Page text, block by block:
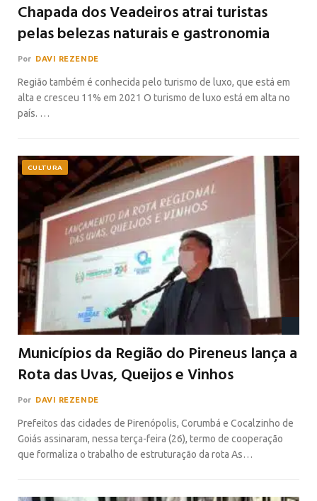
Chapada dos Veadeiros atrai turistas
pelas belezas naturais e gastronomia
Por DAVI REZENDE
Região também é conhecida pelo turismo de luxo, que está em
alta e cresceu 11% em 2021 O turismo de luxo está em alta no
país. …
CULTURA
Municípios da Região do Pireneus lança a
Rota das Uvas, Queijos e Vinhos
Por DAVI REZENDE
Prefeitos das cidades de Pirenópolis, Corumbá e Cocalzinho de
Goiás assinaram, nessa terça-feira (26), termo de cooperação
que formaliza o trabalho de estruturação da rota As…